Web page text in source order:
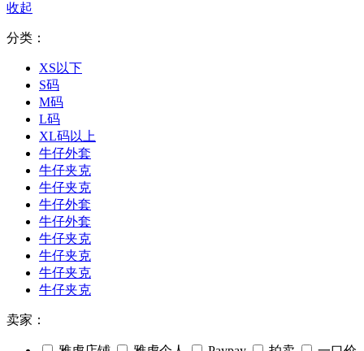
收起
分类：
XS以下
S码
M码
L码
XL码以上
牛仔外套
牛仔夹克
牛仔夹克
牛仔外套
牛仔外套
牛仔夹克
牛仔夹克
牛仔夹克
牛仔夹克
卖家：